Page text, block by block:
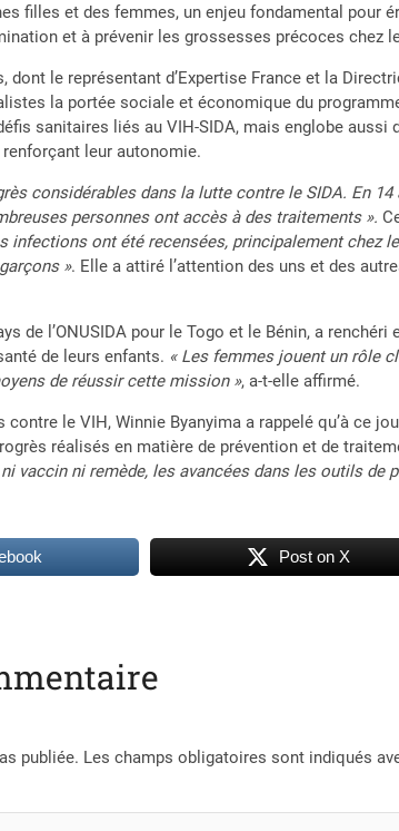
filles et des femmes, un enjeu fondamental pour
et à prévenir les grossesses précoces chez
le représentant d’Expertise France et la
la portée sociale et économique du
sanitaires liés au VIH-SIDA, mais englobe aussi
leur autonomie.
considérables dans la lutte contre le SIDA. En
personnes ont accès à des traitements ».
infections ont été recensées, principalement chez
». Elle a attiré l’attention des uns et des
de l’ONUSIDA pour le Togo et le Bénin, a
de leurs enfants. « Les femmes jouent un rôle
de réussir cette mission », a-t-elle affirmé.
le VIH, Winnie Byanyima a rappelé qu’à ce
réalisés en matière de prévention et de
ni vaccin ni remède, les avancées dans les outils
Post on X
publiée. Les champs obligatoires sont indiqués